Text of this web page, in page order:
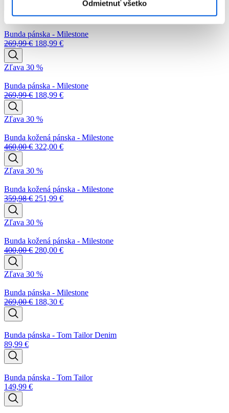
Odmietnuť všetko
Zľava 30 %
Bunda pánska - Milestone
269,99€ 188,99 €
Zľava 30 %
Bunda pánska - Milestone
269,99€ 188,99 €
Zľava 30 %
Bunda kožená pánska - Milestone
460,00€ 322,00 €
Zľava 30 %
Bunda kožená pánska - Milestone
359,98€ 251,99 €
Zľava 30 %
Bunda kožená pánska - Milestone
400,00€ 280,00 €
Zľava 30 %
Bunda pánska - Milestone
269,00€ 188,30 €
Bunda pánska - Tom Tailor Denim
89,99 €
Bunda pánska - Tom Tailor
149,99 €